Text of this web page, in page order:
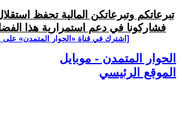
تبرعاتكم وتبرعاتكن المالية تحفظ
فشاركونا في دعم استمرارية هذا
[اشترك في قناة ‫«الحوار المتمدن» على
الحوار المتمدن - موبايل
الموقع الرئيسي